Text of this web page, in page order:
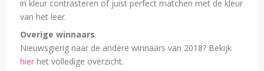
in kleur contrasteren of juist perfect matchen met de kleur
van het leer.
Overige winnaars
Nieuwsgierig naar de andere winnaars van 2018? Bekijk
hier het volledige overzicht.